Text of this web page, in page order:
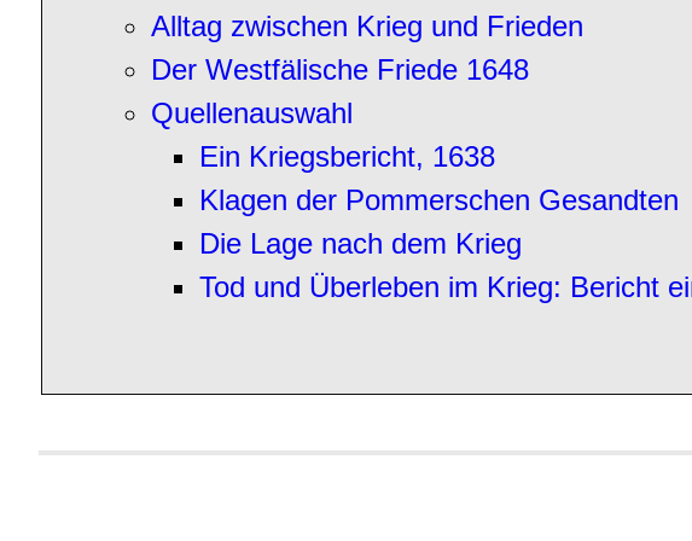
Alltag zwischen Krieg und Frieden
Der Westfälische Friede 1648
Quellenauswahl
Ein Kriegsbericht, 1638
Klagen der Pommerschen Gesandten
Die Lage nach dem Krieg
Tod und Überleben im Krieg: Bericht